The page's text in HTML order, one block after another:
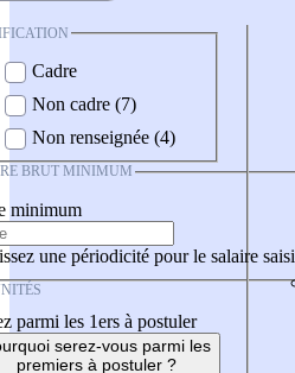
Cadre
Non cadre (7)
Non renseignée (4)
BRUT MINIMUM
minimum
une périodicité pour le salaire saisi
parmi les 1ers à postuler
serez-vous parmi les
premiers à postuler ?